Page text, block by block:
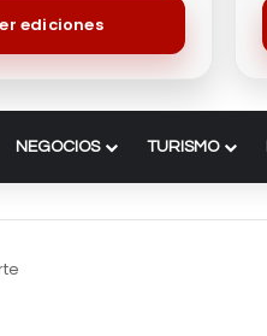
ediciones
NEGOCIOS TURISMO